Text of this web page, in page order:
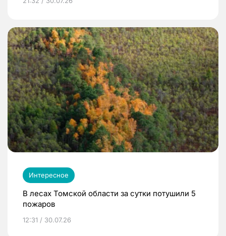
Интересное
В лесах Томской области за сутки потушили 5
пожаров
12:31 / 30.07.26